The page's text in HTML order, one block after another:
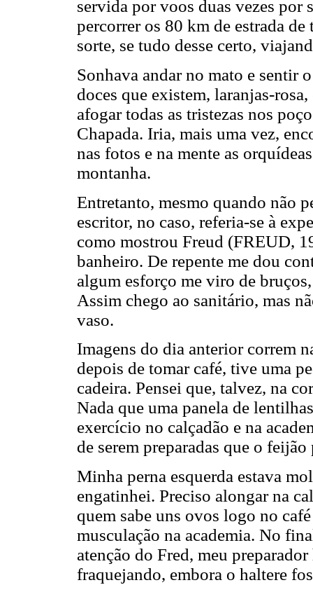
servida por voos duas vezes por
percorrer os 80 km de estrada
sorte, se tudo desse certo,
Sonhava andar no mato e sentir
doces que existem, laranjas-
afogar todas as tristezas nos
Chapada. Iria, mais uma vez,
nas fotos e na mente as
montanha.
Entretanto, mesmo quando não
escritor, no caso, referia-se à
como mostrou Freud (FREUD,
banheiro. De repente me dou
algum esforço me viro de
Assim chego ao sanitário, mas
vaso.
Imagens do dia anterior correm
depois de tomar café, tive uma
cadeira. Pensei que, talvez, na
Nada que uma panela de
exercício no calçadão e na
de serem preparadas que o feijão
Minha perna esquerda estava
engatinhei. Preciso alongar na
quem sabe uns ovos logo no
musculação na academia. No
atenção do Fred, meu
fraquejando, embora o haltere